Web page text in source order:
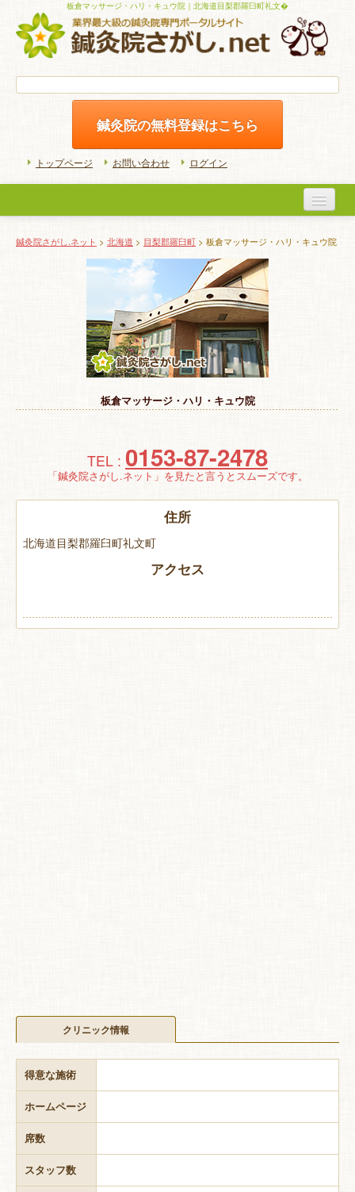
板倉マッサージ・ハリ・キュウ院｜北海道目梨郡羅臼町礼文�
鍼灸院の無料登録はこちら
トップページ お問い合わせ ログイン
初めての方へ
よくある質問
ホームケア
特 集
お悩み解決！
鍼灸院さがし.ネット > 北海道 > 目梨郡羅臼町 > 板倉マッサージ・ハリ・キュウ院
板倉マッサージ・ハリ・キュウ院
TEL : 0153-87-2478
「鍼灸院さがし.ネット」を見たと言うとスムーズです。
住所
北海道目梨郡羅臼町礼文町
アクセス
クリニック情報
得意な施術
ホームページ
席数
スタッフ数